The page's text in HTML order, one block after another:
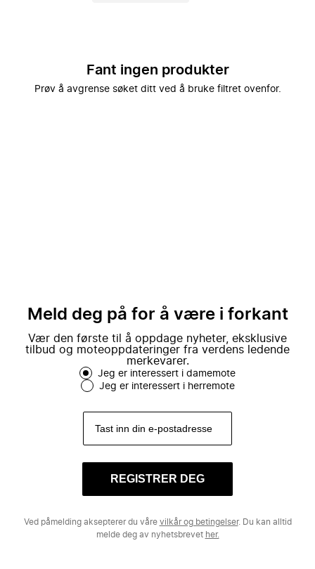
Fant ingen produkter
Prøv å avgrense søket ditt ved å bruke filtret ovenfor.
Meld deg på for å være i forkant
Vær den første til å oppdage nyheter, eksklusive
tilbud og moteoppdateringer fra verdens ledende
merkevarer.
Jeg er interessert i damemote
Jeg er interessert i herremote
REGISTRER DEG
Ved påmelding aksepterer du våre vilkår og betingelser. Du kan alltid
melde deg av nyhetsbrevet her.